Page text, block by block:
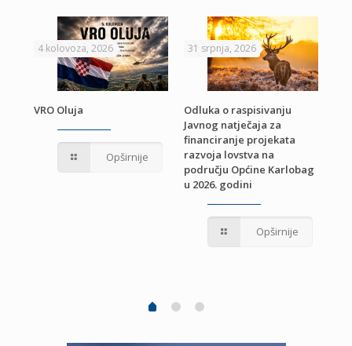
4 kolovoza, 2026
VRO Oluja
Opširnije
31 srpnja, 2026
Odluka o raspisivanju
Javnog natječaja za
financiranje projekata
razvoja lovstva na
području Općine Karlobag
u 2026. godini
Opširnije